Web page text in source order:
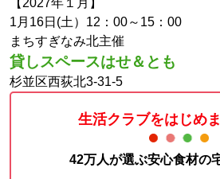
【2027年１月】
1月16日(土）12：00～15：00
まちすぎなみ北主催
貸しスペースはせ＆とも
杉並区西荻北3-31-5
生活クラブをはじめ
42万人が選ぶ安心食材の